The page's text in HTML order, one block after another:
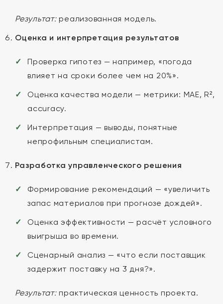
Результат:реализованная модель.
Оценка и интерпретация результатов
Проверка гипотез — например, «погода
влияет на сроки более чем на 20%».
Оценка качества модели — метрики: MAE, R²,
accuracy.
Интерпретация — выводы, понятные
непрофильным специалистам.
Разработка управленческого решения
Формирование рекомендаций — «увеличить
запас материалов при прогнозе дождей».
Оценка эффективности — расчёт условного
выигрыша во времени.
Сценарный анализ — «что если поставщик
задержит поставку на 3 дня?».
Результат:практическая ценность проекта.